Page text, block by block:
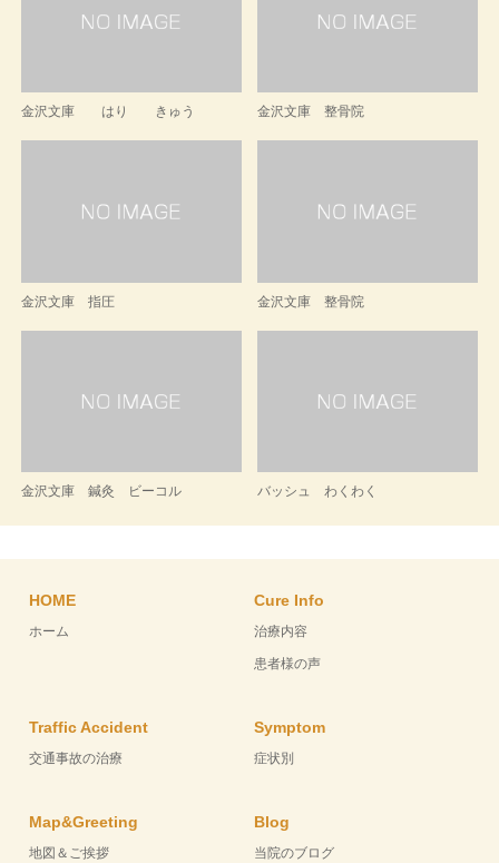
金沢文庫 はり きゅう 金沢文庫 整骨院
金沢文庫 指圧 金沢文庫 整骨院
金沢文庫 鍼灸 ビーコル バッシュ わくわく
HOME
ホーム
Cure Info
治療内容
患者様の声
Traffic Accident
交通事故の治療
Symptom
症状別
Map&Greeting
地図＆ご挨拶
Blog
当院のブログ